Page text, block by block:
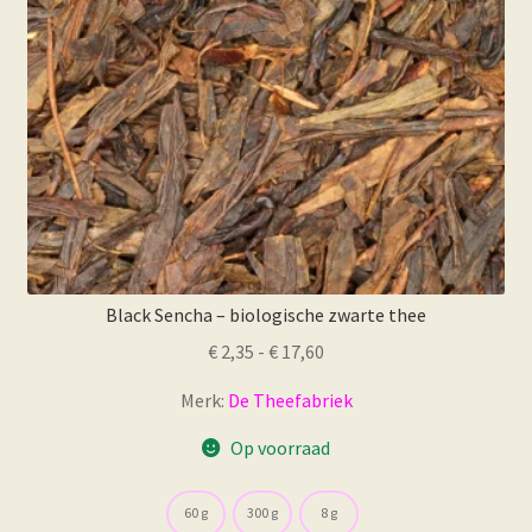
op
de
productpagina
Black Sencha – biologische zwarte thee
€ 2,35 - € 17,60
tot
€ 17,60
Merk: De Theefabriek
Op voorraad
60 g 300 g 8 g